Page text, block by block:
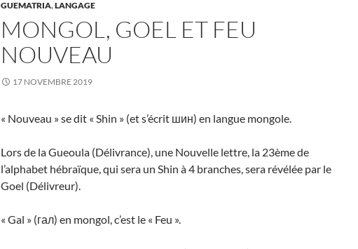
GUEMATRIA,LANGAGE
MONGOL, GOEL ET FEU
NOUVEAU
17 NOVEMBRE 2019
« Nouveau » se dit « Shin » (et s’écrit шин) en langue mongole.
Lors de la Gueoula (Délivrance), une Nouvelle lettre, la 23ème de
l’alphabet hébraïque, qui sera un Shin à 4 branches, sera révélée par le
Goel (Délivreur).
« Gal » (гал) en mongol, c’est le « Feu ».